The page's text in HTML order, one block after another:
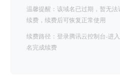
温馨提醒：该域名已过期，暂无
续费，续费后可恢复正常使用
续费路径：登录腾讯云控制台-进
名完成续费